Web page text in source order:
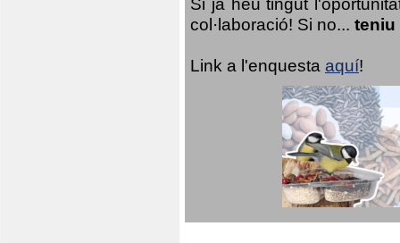
col·laboració! Si no... teniu
Link a l'enquesta aquí!